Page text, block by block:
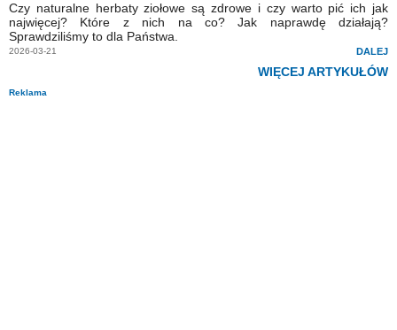
Czy naturalne herbaty ziołowe są zdrowe i czy warto pić ich jak
najwięcej? Które z nich na co? Jak naprawdę działają?
Sprawdziliśmy to dla Państwa.
2026-03-21 DALEJ
WIĘCEJ ARTYKUŁÓW
Reklama